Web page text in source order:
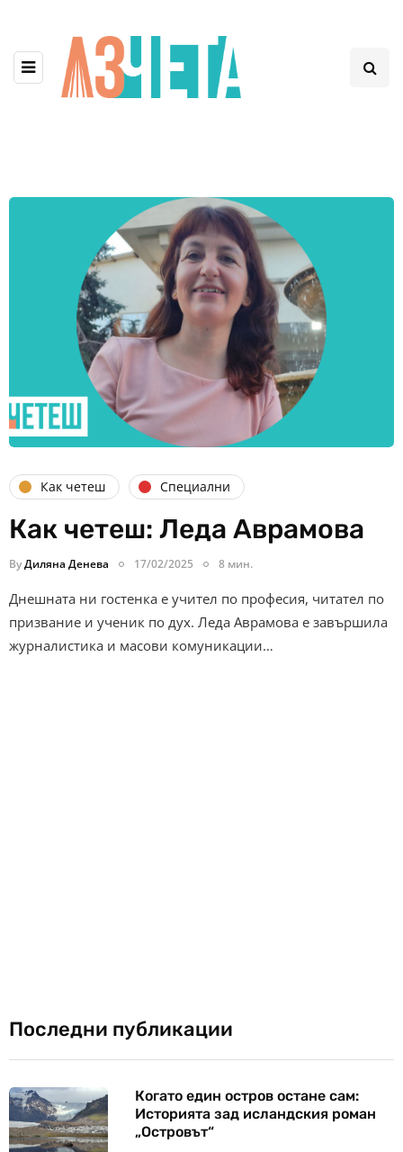
Как четеш Специални
Как четеш: Леда Аврамова
ByДиляна Денева 17/02/2025 8 мин.
Днешната ни гостенка е учител по професия, читател по
призвание и ученик по дух. Леда Аврамова е завършила
журналистика и масови комуникации…
Последни публикации
Когато един остров остане сам:
Историята зад исландския роман
„Островът“